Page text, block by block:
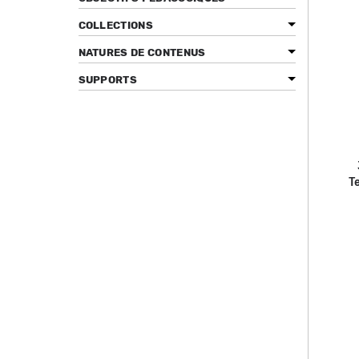
COLLECTIONS
NATURES DE CONTENUS
SUPPORTS